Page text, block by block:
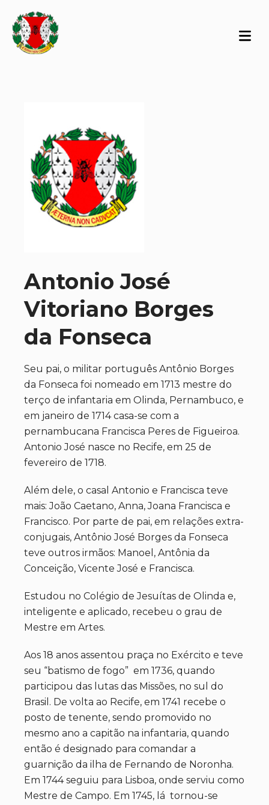
Antonio José
Vitoriano Borges
da Fonseca
Seu pai, o militar português Antônio Borges
da Fonseca foi nomeado em 1713 mestre do
terço de infantaria em Olinda, Pernambuco, e
em janeiro de 1714 casa-se com a
pernambucana Francisca Peres de Figueiroa.
Antonio José nasce no Recife, em 25 de
fevereiro de 1718.
Além dele, o casal Antonio e Francisca teve
mais: João Caetano, Anna, Joana Francisca e
Francisco. Por parte de pai, em relações extra-
conjugais, Antônio José Borges da Fonseca
teve outros irmãos: Manoel, Antônia da
Conceição, Vicente José e Francisca.
Estudou no Colégio de Jesuítas de Olinda e,
inteligente e aplicado, recebeu o grau de
Mestre em Artes.
Aos 18 anos assentou praça no Exército e teve
seu “batismo de fogo” em 1736, quando
participou das lutas das Missões, no sul do
Brasil. De volta ao Recife, em 1741 recebe o
posto de tenente, sendo promovido no
mesmo ano a capitão na infantaria, quando
então é designado para comandar a
guarnição da ilha de Fernando de Noronha.
Em 1744 seguiu para Lisboa, onde serviu como
Mestre de Campo. Em 1745, lá tornou-se